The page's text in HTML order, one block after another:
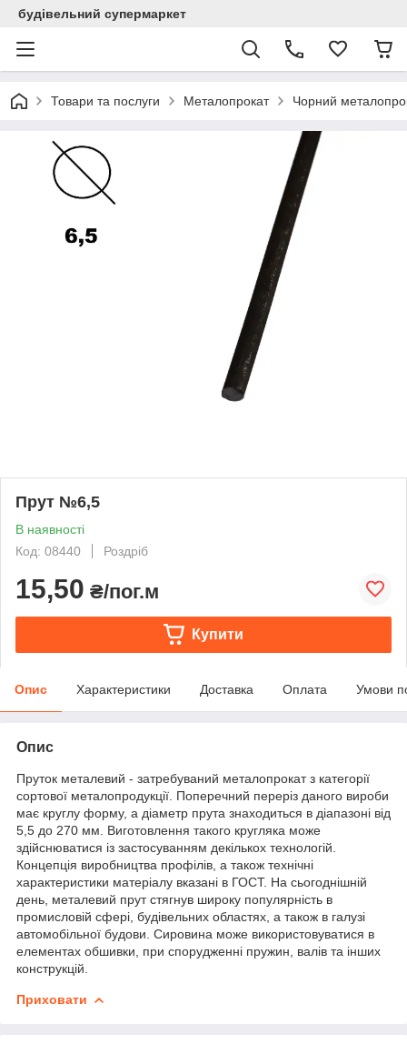
будівельний супермаркет
Товари та послуги Металопрокат Чорний
Прут №6,5
В наявності
Код: 08440
Роздріб
15,50 ₴/пог.м
Купити
Опис Характеристики Доставка Оплата Умови
Опис
Пруток металевий - затребуваний металопрокат з категорії
сортової металопродукції. Поперечний переріз даного вироби
має круглу форму, а діаметр прута знаходиться в діапазоні від
5,5 до 270 мм. Виготовлення такого кругляка може
здійснюватися із застосуванням декількох технологій.
Концепція виробництва профілів, а також технічні
характеристики матеріалу вказані в ГОСТ. На сьогоднішній
день, металевий прут стягнув широку популярність в
промисловій сфері, будівельних областях, а також в галузі
автомобільної будови. Сировина може використовуватися в
елементах обшивки, при спорудженні пружин, валів та інших
конструкцій.
Приховати